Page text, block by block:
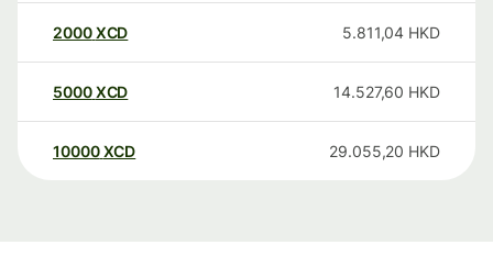
2000XCD 5.811,04 HKD
5000XCD 14.527,60 HKD
10000 XCD 29.055,20 HKD